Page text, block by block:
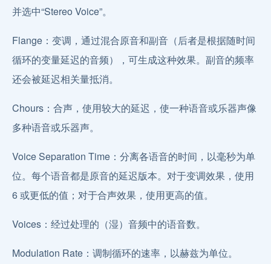
并选中“Stereo Voice”。
Flange：变调，通过混合原音和副音（后者是根据随时间
循环的变量延迟的音频），可生成这种效果。副音的频率
还会被延迟相关量抵消。
Chours：合声，使用较大的延迟，使一种语音或乐器声像
多种语音或乐器声。
Voice Separation Time：分离各语音的时间，以毫秒为单
位。每个语音都是原音的延迟版本。对于变调效果，使用
6 或更低的值；对于合声效果，使用更高的值。
Voices：经过处理的（湿）音频中的语音数。
Modulation Rate：调制循环的速率，以赫兹为单位。